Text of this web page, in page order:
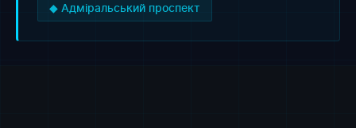
◆ Адміральський проспект